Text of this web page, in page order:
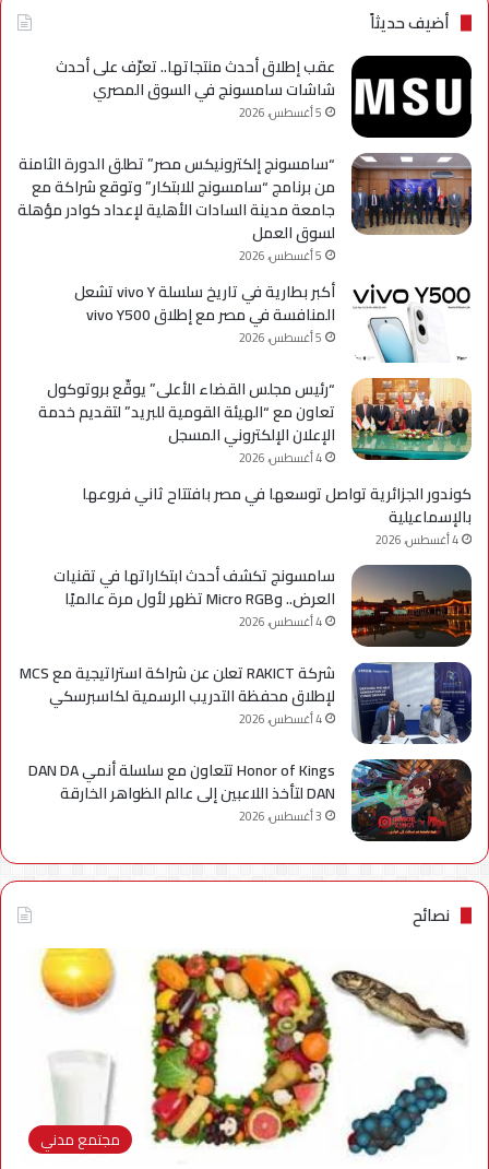
Galaxy
A
أضيف حديثاً
عقب إطلاق أحدث منتجاتها.. تعرّف على أحدث
شاشات سامسونج في السوق المصري
5 أغسطس، 2026
“سامسونج إلكترونيكس مصر” تطلق الدورة الثامنة
من برنامج “سامسونج للابتكار” وتوقع شراكة مع
جامعة مدينة السادات الأهلية لإعداد كوادر مؤهلة
لسوق العمل
5 أغسطس، 2026
أكبر بطارية في تاريخ سلسلة vivo Y تشعل
المنافسة في مصر مع إطلاق vivo Y500
5 أغسطس، 2026
“رئيس مجلس القضاء الأعلى” يوقّع بروتوكول
تعاون مع “الهيئة القومية للبريد” لتقديم خدمة
الإعلان الإلكتروني المسجل
4 أغسطس، 2026
كوندور الجزائرية تواصل توسعها في مصر بافتتاح ثاني فروعها
بالإسماعيلية
4 أغسطس، 2026
سامسونج تكشف أحدث ابتكاراتها في تقنيات
العرض.. وMicro RGB تظهر لأول مرة عالميًا
4 أغسطس، 2026
شركة RAKICT تعلن عن شراكة استراتيجية مع MCS
لإطلاق محفظة التدريب الرسمية لكاسبرسكي
4 أغسطس، 2026
Honor of Kings تتعاون مع سلسلة أنمي DAN DA
DAN لتأخذ اللاعبين إلى عالم الظواهر الخارقة
3 أغسطس، 2026
نصائح
مجتمع مدني